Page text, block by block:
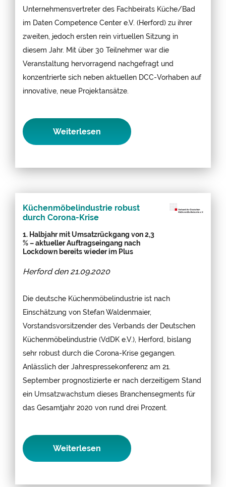
Unternehmensvertreter des Fachbeirats Küche/Bad
im Daten Competence Center e.V. (Herford) zu ihrer
zweiten, jedoch ersten rein virtuellen Sitzung in
diesem Jahr. Mit über 30 Teilnehmer war die
Veranstaltung hervorragend nachgefragt und
konzentrierte sich neben aktuellen DCC-Vorhaben auf
innovative, neue Projektansätze.
Weiterlesen
Küchenmöbelindustrie robust
durch Corona-Krise
1. Halbjahr mit Umsatzrückgang von 2,3
% – aktueller Auftragseingang nach
Lockdown bereits wieder im Plus
Herford den21.09.2020
Die deutsche Küchenmöbelindustrie ist nach
Einschätzung von Stefan Waldenmaier,
Vorstandsvorsitzender des Verbands der Deutschen
Küchenmöbelindustrie (VdDK e.V.), Herford, bislang
sehr robust durch die Corona-Krise gegangen.
Anlässlich der Jahrespressekonferenz am 21.
September prognostizierte er nach derzeitigem Stand
ein Umsatzwachstum dieses Branchensegments für
das Gesamtjahr 2020 von rund drei Prozent.
Weiterlesen